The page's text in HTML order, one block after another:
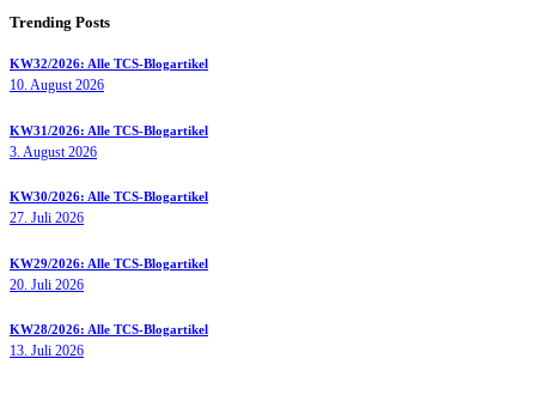
Trending Posts
KW32/2026: Alle TCS-Blogartikel
10. August 2026
KW31/2026: Alle TCS-Blogartikel
3. August 2026
KW30/2026: Alle TCS-Blogartikel
27. Juli 2026
KW29/2026: Alle TCS-Blogartikel
20. Juli 2026
KW28/2026: Alle TCS-Blogartikel
13. Juli 2026